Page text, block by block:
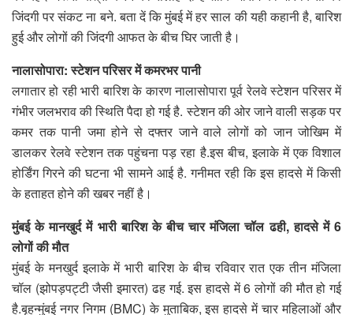
जिंदगी पर संकट ना बने. बता दें कि मुंबई में हर साल की यही कहानी है, बारिश
हुई और लोगों की जिंदगी आफत के बीच घिर जाती है।
नालासोपारा: स्टेशन परिसर में कमरभर पानी
लगातार हो रही भारी बारिश के कारण नालासोपारा पूर्व रेलवे स्टेशन परिसर में
गंभीर जलभराव की स्थिति पैदा हो गई है. स्टेशन की ओर जाने वाली सड़क पर
कमर तक पानी जमा होने से दफ्तर जाने वाले लोगों को जान जोखिम में
डालकर रेलवे स्टेशन तक पहुंचना पड़ रहा है.इस बीच, इलाके में एक विशाल
होर्डिंग गिरने की घटना भी सामने आई है. गनीमत रही कि इस हादसे में किसी
के हताहत होने की खबर नहीं है।
मुंबई के मानखुर्द में भारी बारिश के बीच चार मंजिला चॉल ढही, हादसे में 6
लोगों की मौत
मुंबई के मनखुर्द इलाके में भारी बारिश के बीच रविवार रात एक तीन मंजिला
चॉल (झोपड़पट्टी जैसी इमारत) ढह गई. इस हादसे में 6 लोगों की मौत हो गई
है.बृहन्मुंबई नगर निगम (BMC) के मुताबिक, इस हादसे में चार महिलाओं और